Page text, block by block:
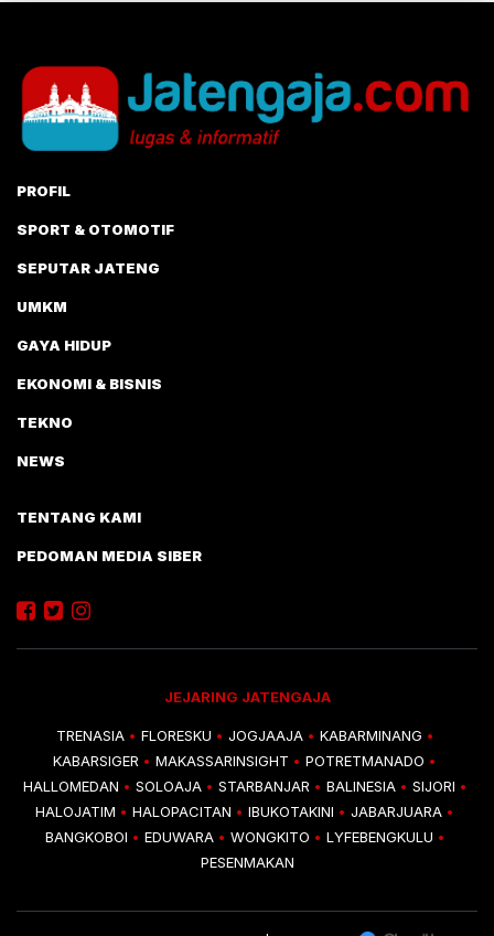
PROFIL
SPORT & OTOMOTIF
SEPUTAR JATENG
UMKM
GAYA HIDUP
EKONOMI & BISNIS
TEKNO
NEWS
TENTANG KAMI
PEDOMAN MEDIA SIBER
JEJARING JATENGAJA
TRENASIA • FLORESKU • JOGJAAJA • KABARMINANG •
KABARSIGER • MAKASSARINSIGHT • POTRETMANADO •
HALLOMEDAN • SOLOAJA • STARBANJAR • BALINESIA • SIJORI •
HALOJATIM • HALOPACITAN • IBUKOTAKINI • JABARJUARA •
BANGKOBOI • EDUWARA • WONGKITO • LYFEBENGKULU •
PESENMAKAN